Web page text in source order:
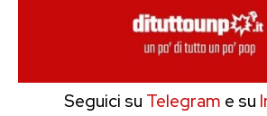
Seguici su Telegram e su